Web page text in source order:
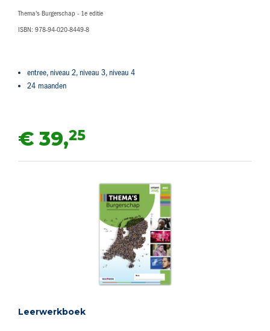
Thema's Burgerschap - 1e editie
ISBN: 978-94-020-8449-8
entree, niveau 2, niveau 3, niveau 4
24 maanden
€ 39,25
Leerwerkboek